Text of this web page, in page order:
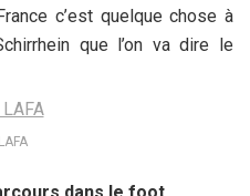
c’est quelque chose à
que l’on va dire le